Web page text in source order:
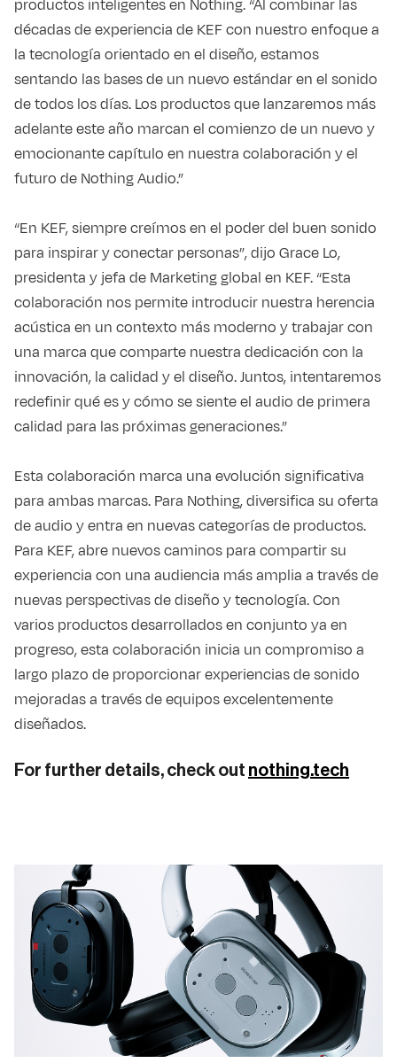
productos inteligentes en Nothing. “Al combinar las
décadas de experiencia de KEF con nuestro enfoque a
la tecnología orientado en el diseño, estamos
sentando las bases de un nuevo estándar en el sonido
de todos los días. Los productos que lanzaremos más
adelante este año marcan el comienzo de un nuevo y
emocionante capítulo en nuestra colaboración y el
futuro de Nothing Audio.”
“En KEF, siempre creímos en el poder del buen sonido
para inspirar y conectar personas”, dijo Grace Lo,
presidenta y jefa de Marketing global en KEF. “Esta
colaboración nos permite introducir nuestra herencia
acústica en un contexto más moderno y trabajar con
una marca que comparte nuestra dedicación con la
innovación, la calidad y el diseño. Juntos, intentaremos
redefinir qué es y cómo se siente el audio de primera
calidad para las próximas generaciones.”
Esta colaboración marca una evolución significativa
para ambas marcas. Para Nothing, diversifica su oferta
de audio y entra en nuevas categorías de productos.
Para KEF, abre nuevos caminos para compartir su
experiencia con una audiencia más amplia a través de
nuevas perspectivas de diseño y tecnología. Con
varios productos desarrollados en conjunto ya en
progreso, esta colaboración inicia un compromiso a
largo plazo de proporcionar experiencias de sonido
mejoradas a través de equipos excelentemente
diseñados.
For further details, check out nothing.tech